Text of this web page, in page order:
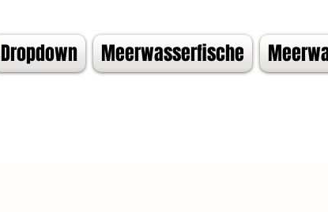
Dropdown Meerwasserfische